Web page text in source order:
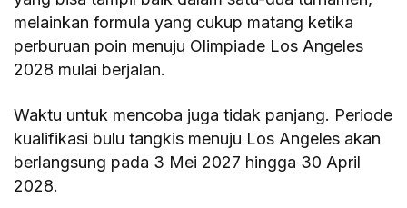
melainkan formula yang cukup matang ketika
perburuan poin menuju Olimpiade Los Angeles
2028 mulai berjalan.
Waktu untuk mencoba juga tidak panjang. Periode
kualifikasi bulu tangkis menuju Los Angeles akan
berlangsung pada 3 Mei 2027 hingga 30 April
2028.